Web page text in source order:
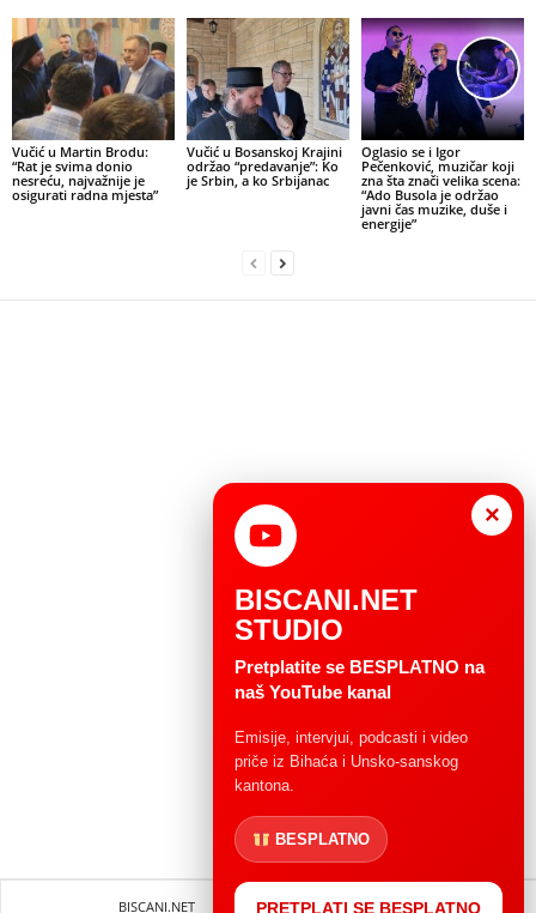
Vučić u Martin Brodu:
“Rat je svima donio
nesreću, najvažnije je
osigurati radna mjesta”
Vučić u Bosanskoj Krajini
održao “predavanje”: Ko
je Srbin, a ko Srbijanac
Oglasio se i Igor
Pečenković, muzičar koji
zna šta znači velika scena:
“Ado Busola je održao
javni čas muzike, duše i
energije”
BISCANI.NET Impressum Uvjeti korištenja
×
BISCANI.NET
STUDIO
Pretplatite se BESPLATNO na
naš YouTube kanal
Emisije, intervjui, podcasti i video
priče iz Bihaća i Unsko-sanskog
kantona.
BESPLATNO
PRETPLATI SE BESPLATNO